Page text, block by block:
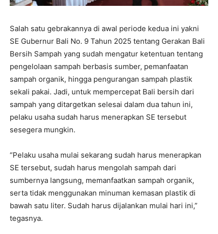
Salah satu gebrakannya di awal periode kedua ini yakni
SE Gubernur Bali No. 9 Tahun 2025 tentang Gerakan Bali
Bersih Sampah yang sudah mengatur ketentuan tentang
pengelolaan sampah berbasis sumber, pemanfaatan
sampah organik, hingga pengurangan sampah plastik
sekali pakai. Jadi, untuk mempercepat Bali bersih dari
sampah yang ditargetkan selesai dalam dua tahun ini,
pelaku usaha sudah harus menerapkan SE tersebut
sesegera mungkin.
“Pelaku usaha mulai sekarang sudah harus menerapkan
SE tersebut, sudah harus mengolah sampah dari
sumbernya langsung, memanfaatkan sampah organik,
serta tidak menggunakan minuman kemasan plastik di
bawah satu liter. Sudah harus dijalankan mulai hari ini,”
tegasnya.